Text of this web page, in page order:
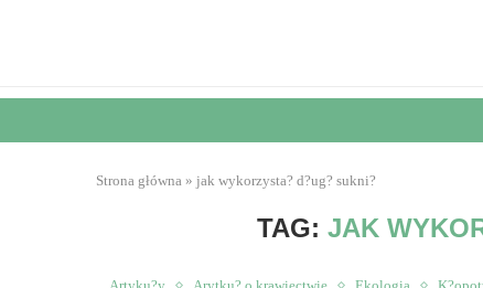
Strona główna » jak wykorzysta? d?ug? sukni?
TAG: JAK